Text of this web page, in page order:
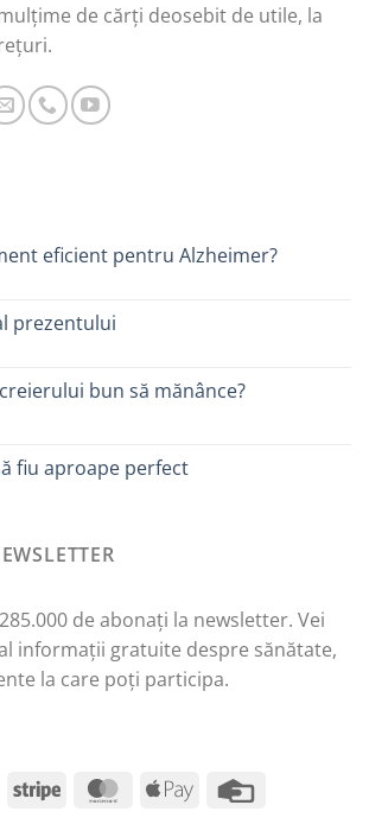
de cărți deosebit de utile, la
eficient pentru Alzheimer?
prezentului
bun să mănânce?
fiu aproape perfect
de abonați la newsletter. Vei
informații gratuite despre sănătate,
la care poți participa.